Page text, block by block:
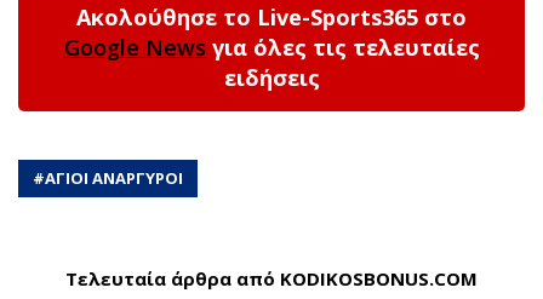
Ακολούθησε το Live-Sports365 στο
Google News για όλες τις τελευταίες
ειδήσεις
#ΑΓΙΟΙ ΑΝΑΡΓΥΡΟΙ
Τελευταία άρθρα από KODIKOSBONUS.COM